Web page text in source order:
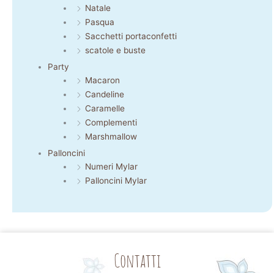
Natale
Pasqua
Sacchetti portaconfetti
scatole e buste
Party
Macaron
Candeline
Caramelle
Complementi
Marshmallow
Palloncini
Numeri Mylar
Palloncini Mylar
Contatti